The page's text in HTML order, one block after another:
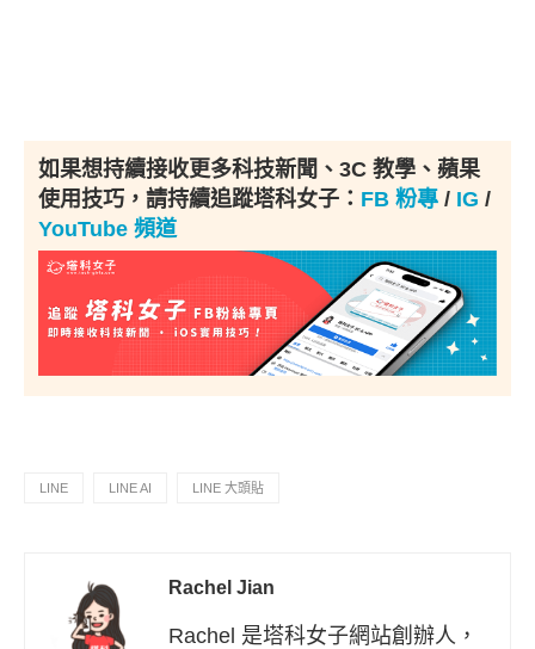
如果想持續接收更多科技新聞、3C 教學、蘋果
使用技巧，請持續追蹤塔科女子： FB 粉專 / IG /
YouTube 頻道
LINE LINE AI LINE 大頭貼
Rachel Jian
Rachel 是塔科女子網站創辦人，